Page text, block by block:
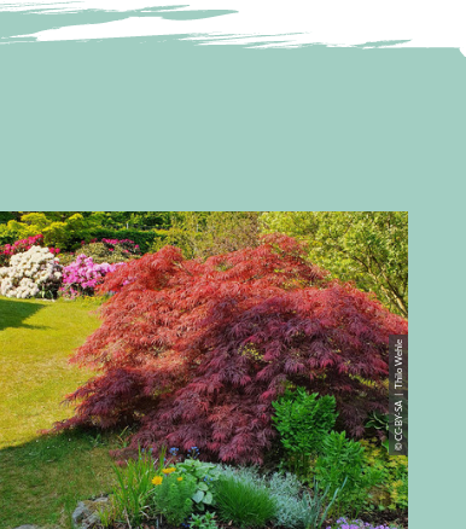
© CC-BY-SA | Thilo Wehle